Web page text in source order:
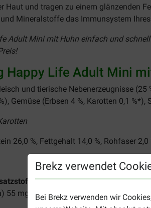
Brekz verwendet
Bei Brekz verwenden wir
Haut und tragen zu einem glänzenden
Mineralstoffe das Immunsystem
Adult Mini mit Huhn einfach und
Happy Life Adult Mini
und tierische Nebenerzeugnisse
Gemüse (Erbsen 4 %, Karotten 0,1
26,0 %, Fettgehalt 14,0 %, Rohfaser
Vitamin A 17875 IE, Vitamin
55 mg, 3b605 (Zink) 95 mg, 3b607